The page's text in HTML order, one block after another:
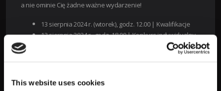
This website uses cookies
a nie ominie Cię żadne ważne wydarzenie!
13 sierpnia 2024 r. (wtorek), godz. 12.00 | Kwalifikacje
13 sierpnia 2024 r., godz. 18.00 | Konkurs indywidualny
onkurs indywidualny
TYPY I KURSY BUKMACHERSKIE NA